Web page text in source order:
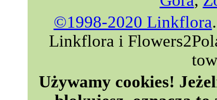
©1998-2020 Linkflora
Linkflora i
Używamy cookies!